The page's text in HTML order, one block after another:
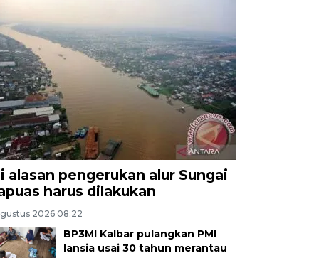
alasan pengerukan alur Sungai
harus dilakukan
2026 08:22
BP3MI Kalbar pulangkan PMI
lansia usai 30 tahun merantau